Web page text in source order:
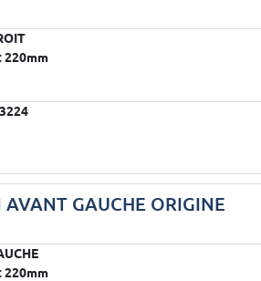
220mm
AVANT GAUCHE ORIGINE
220mm